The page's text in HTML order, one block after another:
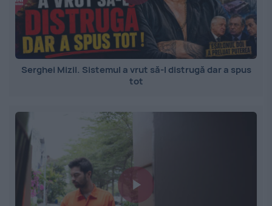
Serghei Mizil. Sistemul a vrut să-l distrugă dar a spus
tot